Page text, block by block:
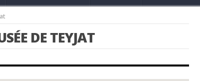
DE TEYJAT